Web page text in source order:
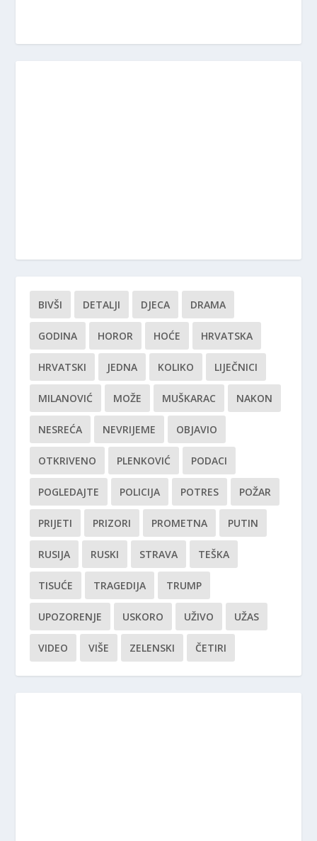
BIVŠI DETALJI DJECA DRAMA
GODINA HOROR HOĆE HRVATSKA
HRVATSKI JEDNA KOLIKO LIJEČNICI
MILANOVIĆ MOŽE MUŠKARAC NAKON
NESREĆA NEVRIJEME OBJAVIO
OTKRIVENO PLENKOVIĆ PODACI
POGLEDAJTE POLICIJA POTRES POŽAR
PRIJETI PRIZORI PROMETNA PUTIN
RUSIJA RUSKI STRAVA TEŠKA
TISUĆE TRAGEDIJA TRUMP
UPOZORENJE USKORO UŽIVO UŽAS
VIDEO VIŠE ZELENSKI ČETIRI